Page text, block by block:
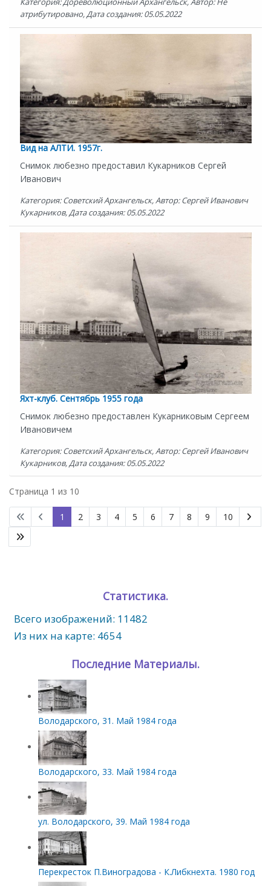
атрибутировано, Дата создания: 05.05.2022
Вид на АЛТИ. 1957г.
Снимок любезно предоставил Кукарников Сергей
Иванович
Категория: Советский Архангельск, Автор: Сергей Иванович
Кукарников, Дата создания: 05.05.2022
Яхт-клуб. Сентябрь 1955 года
Снимок любезно предоставлен Кукарниковым Сергеем
Ивановичем
Категория: Советский Архангельск, Автор: Сергей Иванович
Кукарников, Дата создания: 05.05.2022
Страница 1 из 10
1 2 3 4 5 6 7 8 9 10
Статистика.
Всего изображений: 11482
Из них на карте: 4654
Последние Материалы.
Володарского, 31. Май 1984 года
Володарского, 33. Май 1984 года
ул. Володарского, 39. Май 1984 года
Перекресток П.Виноградова - К.Либкнехта. 1980 год